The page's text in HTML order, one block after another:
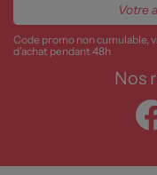
Code promo non cumulable,
d’achat pendant 48h
Nos